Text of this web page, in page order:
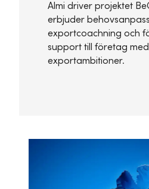
Almi driver projektet
erbjuder
exportcoachning och
support till företag
exportambitioner.